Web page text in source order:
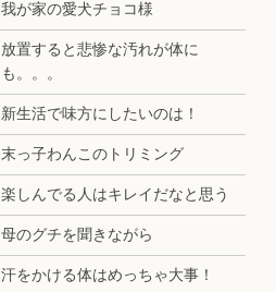
我が家の愛犬チョコ様
放置すると悲惨な汚れが体に
も。。。
新生活で味方にしたいのは！
末っ子わんこのトリミング
楽しんでる人はキレイだなと思う
母のグチを聞きながら
汗をかける体はめっちゃ大事！